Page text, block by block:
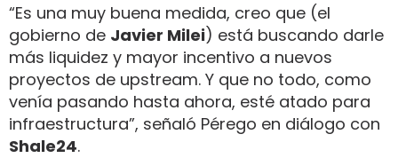
“Es una muy buena medida, creo que (el
gobierno de Javier Milei) está buscando darle
más liquidez y mayor incentivo a nuevos
proyectos de upstream. Y que no todo, como
venía pasando hasta ahora, esté atado para
infraestructura”, señaló Pérego en diálogo con
Shale24.